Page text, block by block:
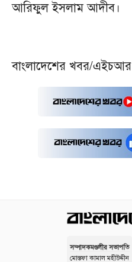
আরিফুল ইসলাম আদীব।
বাংলাদেশের খবর/এইচআর
সম্পাদকমণ্ডলীর সভাপতি
মোস্তফা কামাল মহীউদ্দীন